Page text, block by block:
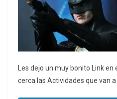
Les dejo un muy bonito Link en
cerca las Actividades que van